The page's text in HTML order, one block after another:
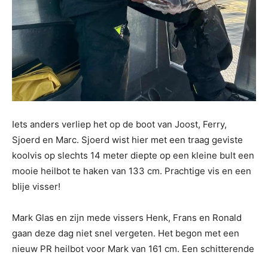
Iets anders verliep het op de boot van Joost, Ferry,
Sjoerd en Marc. Sjoerd wist hier met een traag geviste
koolvis op slechts 14 meter diepte op een kleine bult een
mooie heilbot te haken van 133 cm. Prachtige vis en een
blije visser!
Mark Glas en zijn mede vissers Henk, Frans en Ronald
gaan deze dag niet snel vergeten. Het begon met een
nieuw PR heilbot voor Mark van 161 cm. Een schitterende